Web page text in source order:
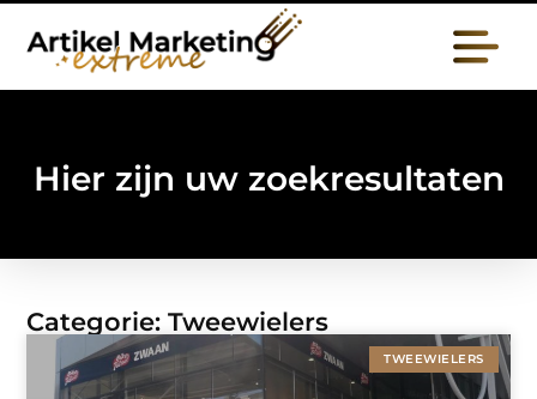
Hier zijn uw zoekresultaten
Categorie: Tweewielers
TWEEWIELERS